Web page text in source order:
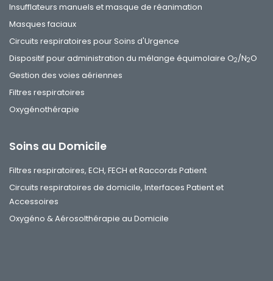
Insufflateurs manuels et masque de réanimation
Masques faciaux
Circuits respiratoires pour Soins d'Urgence
Dispositif pour administration du mélange équimolaire O2/N2O
Gestion des voies aériennes
Filtres respiratoires
Oxygénothérapie
Soins au Domicile
Filtres respiratoires, ECH, FECH et Raccords Patient
Circuits respiratoires de domicile, Interfaces Patient et
Accessoires
Oxygéno & Aérosolthérapie au Domicile